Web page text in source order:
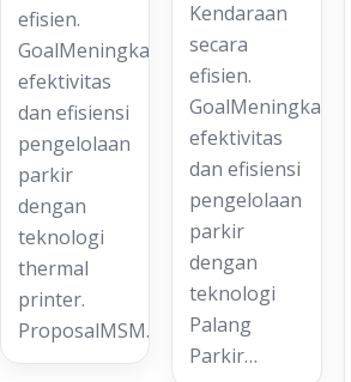
efisien.
GoalMeningkatkan
efektivitas
dan efisiensi
pengelolaan
parkir
dengan
teknologi
thermal
printer.
ProposalMSM…
Kendaraan
secara
efisien.
GoalMeningkatkan
efektivitas
dan efisiensi
pengelolaan
parkir
dengan
teknologi
Palang
Parkir…